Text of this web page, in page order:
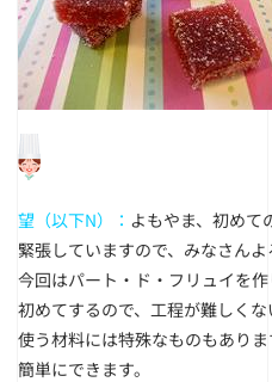
望（以下N）： よもやま、初めて
緊張していますので、みなさんよ
今回はパート・ド・フリュイを作
初めてするので、工程が難しくな
使う材料には特殊なものもあり
簡単にできます。